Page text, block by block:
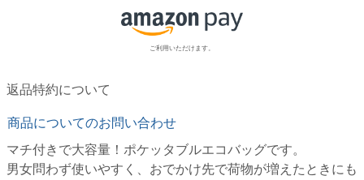
ご利用いただけます。
返品特約について
商品についてのお問い合わせ
マチ付きで大容量！ポケッタブルエコバッグです。
男女問わず使いやすく、おでかけ先で荷物が増えたときにも